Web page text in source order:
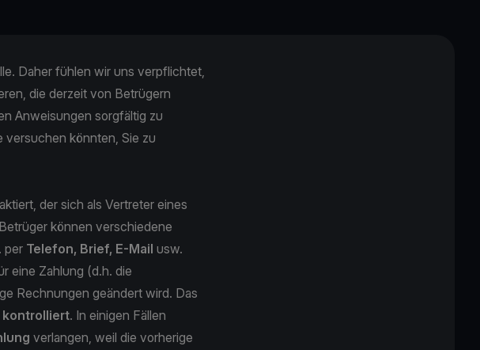
Daher fühlen wir uns verpflichtet,
die derzeit von Betrügern
Anweisungen sorgfältig zu
versuchen könnten, Sie zu
der sich als Vertreter eines
können verschiedene
per Telefon, Brief, E-Mail usw.
eine Zahlung (d.h. die
Rechnungen geändert wird. Das
kontrolliert. In einigen Fällen
verlangen, weil die vorherige